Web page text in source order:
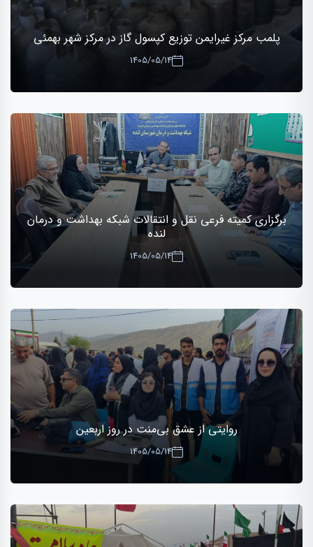
پلمب مرکز غیرایمن توزیع کپسول گاز در مرکز شهر بهمئی
1405/05/14
برگزاری کمیته فرعی نقل و انتقالات شبکه بهداشت و درمان
لنده
1405/05/14
روایتی از عشق بی‌منت در روز اربعین
1405/05/14